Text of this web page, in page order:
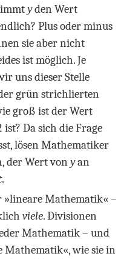
yden Wert
Plus oder minus
sie aber nicht
ist möglich. Je
uns dieser Stelle
grün strichlierten
groß ist der Wert
ist? Da sich die Frage
lösen Mathematiker
der Wert vonyan
.
»lineare Mathematik« –
viele. Divisionen
Mathematik – und
Mathematik«, wie sie in